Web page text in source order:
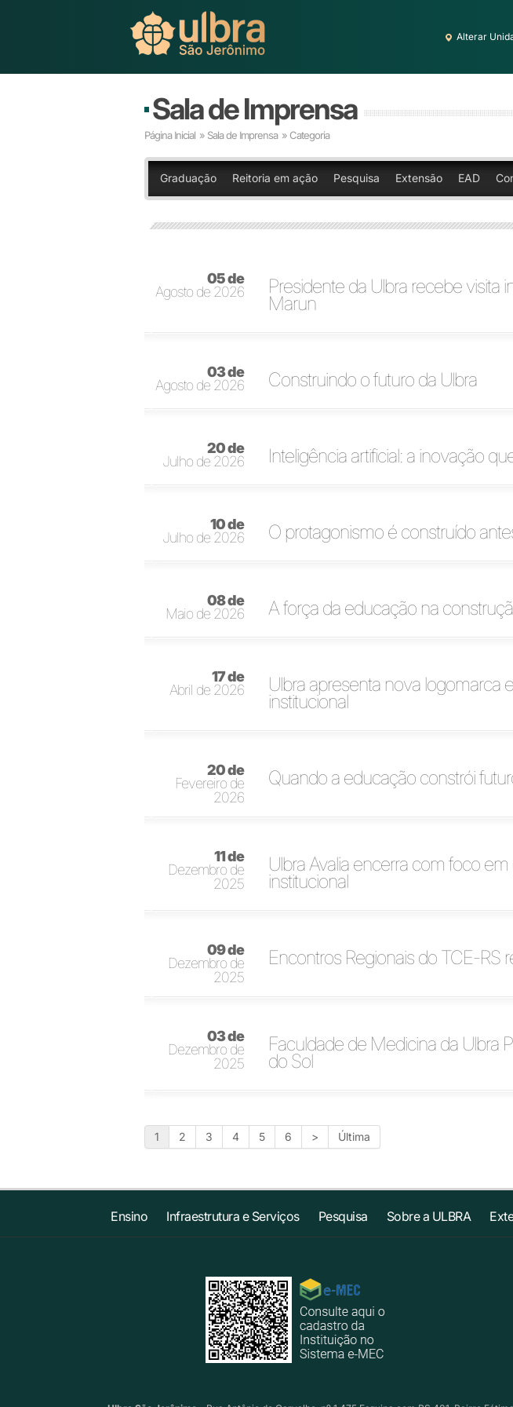
Alterar
Sala de Imprensa
Página Inicial » Sala de Imprensa » Categoria
Graduação Reitoria em ação Pesquisa Extensão EAD
05 de
Agosto de 2026
Presidente da Ulbra recebe visita
Marun
03 de
Agosto de 2026
Construindo o futuro da Ulbra
20 de
Julho de 2026
Inteligência artificial: a inovação
10 de
Julho de 2026
O protagonismo é construído
08 de
Maio de 2026
A força da educação na
17 de
Abril de 2026
Ulbra apresenta nova logomarca
institucional
20 de
Fevereiro de
2026
Quando a educação constrói
11 de
Dezembro de
2025
Ulbra Avalia encerra com foco
institucional
09 de
Dezembro de
2025
Encontros Regionais do TCE-RS
03 de
Dezembro de
2025
Faculdade de Medicina da Ulbra
do Sol
1 2 3 4 5 6 > Última
Ensino Infraestrutura e Serviços Pesquisa Sobre a ULBRA